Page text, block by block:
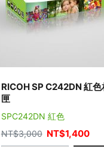
RICOH SP C242DN 紅
匣
SPC242DN 紅色
NT$3,000 NT$1,400